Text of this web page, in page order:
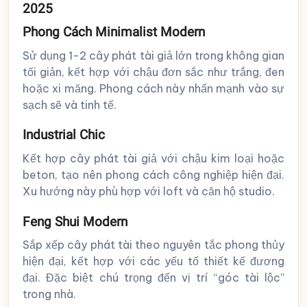
2025
Phong Cách Minimalist Modern
Sử dụng 1-2 cây phát tài giả lớn trong không gian
tối giản, kết hợp với chậu đơn sắc như trắng, đen
hoặc xi măng. Phong cách này nhấn mạnh vào sự
sạch sẽ và tinh tế.
Industrial Chic
Kết hợp cây phát tài giả với chậu kim loại hoặc
beton, tạo nên phong cách công nghiệp hiện đại.
Xu hướng này phù hợp với loft và căn hộ studio.
Feng Shui Modern
Sắp xếp cây phát tài theo nguyên tắc phong thủy
hiện đại, kết hợp với các yếu tố thiết kế đương
đại. Đặc biệt chú trọng đến vị trí “góc tài lộc”
trong nhà.